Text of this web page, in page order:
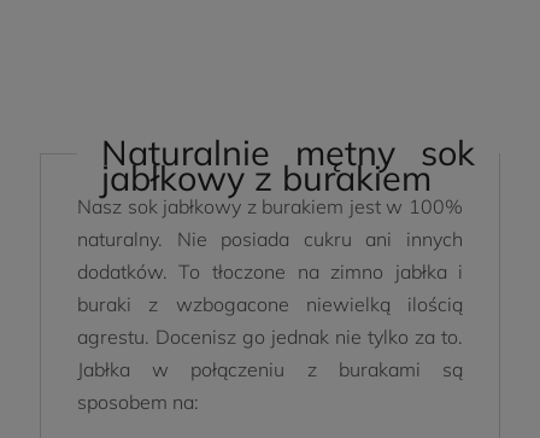
Naturalnie mętny sok
jabłkowy z burakiem
Nasz sok jabłkowy z burakiem jest w 100%
naturalny. Nie posiada cukru ani innych
dodatków. To tłoczone na zimno jabłka i
buraki z wzbogacone niewielką ilością
agrestu. Docenisz go jednak nie tylko za to.
Jabłka w połączeniu z burakami są
sposobem na: